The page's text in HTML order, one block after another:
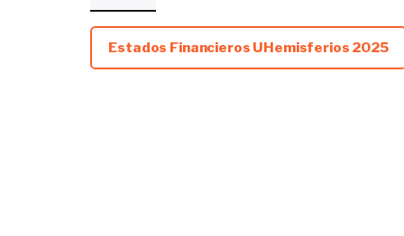
Estados Financieros UHemisferios 2025